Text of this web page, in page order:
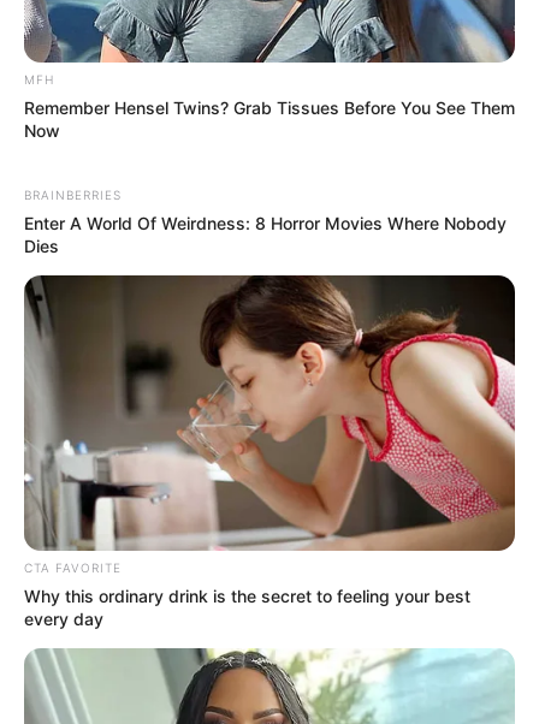
MFH
Remember Hensel Twins? Grab Tissues Before You See Them
Now
BRAINBERRIES
Enter A World Of Weirdness: 8 Horror Movies Where Nobody
Dies
CTA FAVORITE
Why this ordinary drink is the secret to feeling your best
every day